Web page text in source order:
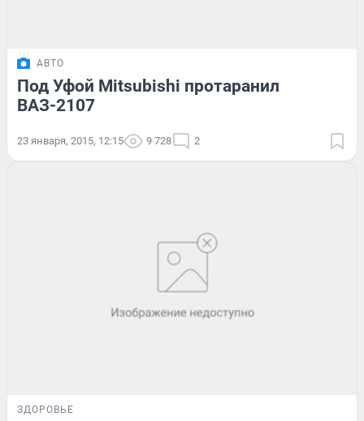
АВТО
Под Уфой Mitsubishi протаранил
ВАЗ-2107
23 января, 2015, 12:15 9 728 2
ЗДОРОВЬЕ